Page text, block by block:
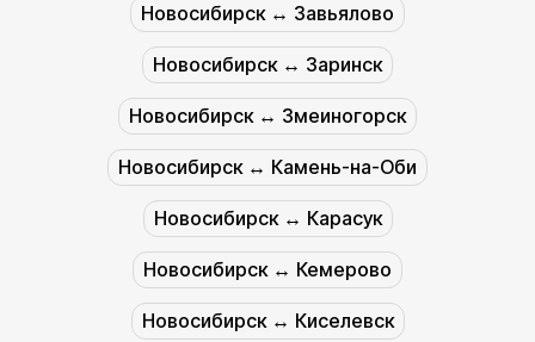
Новосибирск ↔︎ Завьялово
Новосибирск ↔︎ Заринск
Новосибирск ↔︎ Змеиногорск
Новосибирск ↔︎ Камень-на-Оби
Новосибирск ↔︎ Карасук
Новосибирск ↔︎ Кемерово
Новосибирск ↔︎ Киселевск